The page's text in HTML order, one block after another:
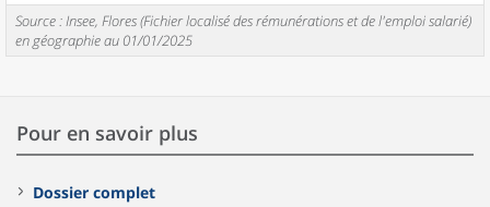
Source : Insee, Flores (Fichier localisé des rémunérations et de l'emploi salarié)
en géographie au 01/01/2025
Pour en savoir plus
Dossier complet